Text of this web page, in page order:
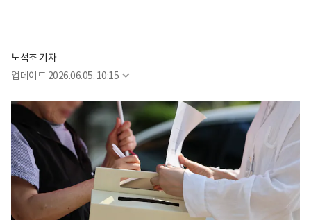
노석조 기자
업데이트 2026.06.05. 10:15